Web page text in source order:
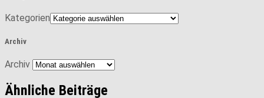
Kategorien
Archiv
Archiv
Ähnliche Beiträge